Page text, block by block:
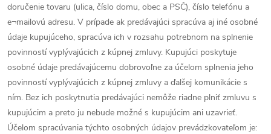
doručenie tovaru (ulica, číslo domu, obec a PSČ), číslo telefónu a
e¬mailovú adresu. V prípade ak predávajúci spracúva aj iné osobné
údaje kupujúceho, spracúva ich v rozsahu potrebnom na splnenie
povinností vyplývajúcich z kúpnej zmluvy. Kupujúci poskytuje
osobné údaje predávajúcemu dobrovoľne za účelom splnenia jeho
povinností vyplývajúcich z kúpnej zmluvy a ďalšej komunikácie s
ním. Bez ich poskytnutia predávajúci nemôže riadne plniť zmluvu s
kupujúcim a preto ju nebude možné s kupujúcim ani uzavrieť.
Účelom spracúvania týchto osobných údajov prevádzkovateľom je: